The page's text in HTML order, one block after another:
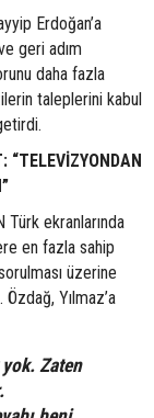
Erdoğan’a
geri adım
daha fazla
taleplerini kabul
“TELEVİZYONDAN
Türk ekranlarında
en fazla sahip
üzerine
Yılmaz’a
Zaten